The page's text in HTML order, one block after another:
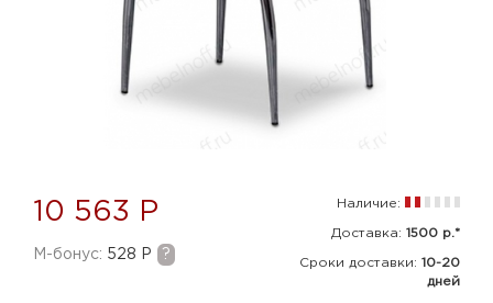
10 563 Р
M-бонус: 528 Р ?
Наличие:
Доставка: 1500 р.*
Сроки доставки: 10-20
дней